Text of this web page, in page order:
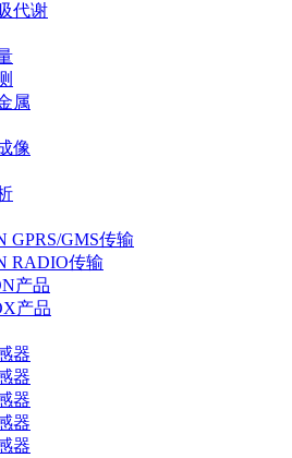
代谢
属
像
GPRS/GMS传输
RADIO传输
产品
产品
器
器
器
器
器